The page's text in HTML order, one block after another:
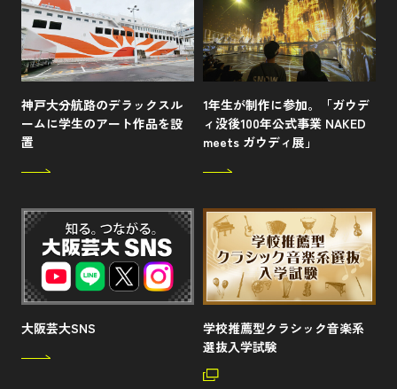
神戸大分航路のデラックスル
ームに学生のアート作品を設
置
1年生が制作に参加。「ガウデ
ィ没後100年公式事業 NAKED
meets ガウディ展」
大阪芸大SNS
学校推薦型クラシック音楽系
選抜入学試験